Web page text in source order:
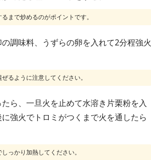
まで炒めるのがポイントです。
調味料、うずらの卵を入れて2分程強火
るように注意してください。
ら、一旦火を止めて水溶き片栗粉を入
強火でトロミがつくまで火を通したら
っかり加熱してください。